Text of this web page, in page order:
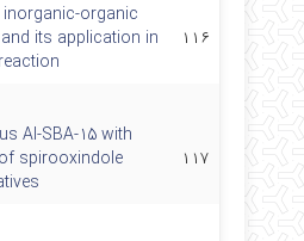
۱۱۶
organic
its application in
۱۱۷
Al-SBA-15 with
spirooxindole